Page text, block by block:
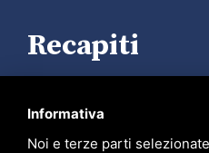
Recapiti
+39 0532 204537
Informativa
Noi e terze parti